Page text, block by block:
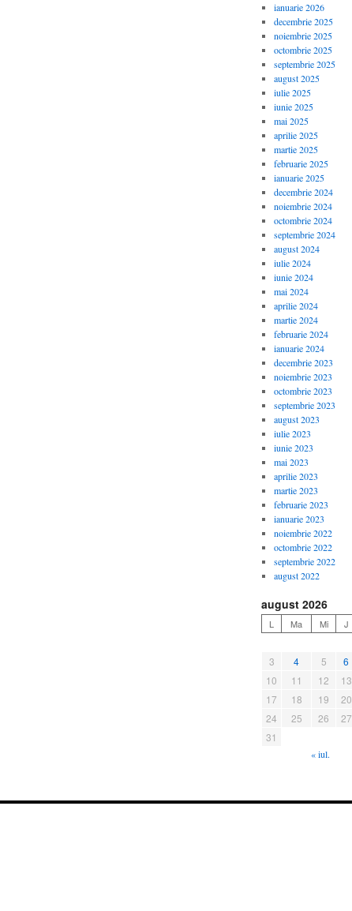
ianuarie 2026
decembrie 2025
noiembrie 2025
octombrie 2025
septembrie 2025
august 2025
iulie 2025
iunie 2025
mai 2025
aprilie 2025
martie 2025
februarie 2025
ianuarie 2025
decembrie 2024
noiembrie 2024
octombrie 2024
septembrie 2024
august 2024
iulie 2024
iunie 2024
mai 2024
aprilie 2024
martie 2024
februarie 2024
ianuarie 2024
decembrie 2023
noiembrie 2023
octombrie 2023
septembrie 2023
august 2023
iulie 2023
iunie 2023
mai 2023
aprilie 2023
martie 2023
februarie 2023
ianuarie 2023
noiembrie 2022
octombrie 2022
septembrie 2022
august 2022
august 2026
L Ma Mi J
3
4 5 6
10
11 12 13
17
18 19 20
24
25 26 27
31
« iul.